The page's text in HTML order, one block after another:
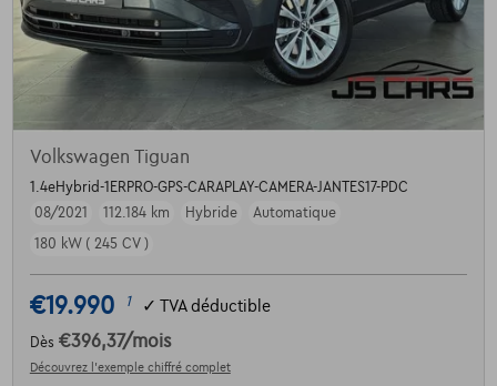
Volkswagen Tiguan
1.4eHybrid-1ERPRO-GPS-CARAPLAY-CAMERA-JANTES17-PDC
08/2021
112.184 km Hybride
Automatique
180 kW ( 245 CV )
€19.990 1 ✓ TVA déductible
Dès €396,37/mois
Découvrez l’exemple chiffré complet